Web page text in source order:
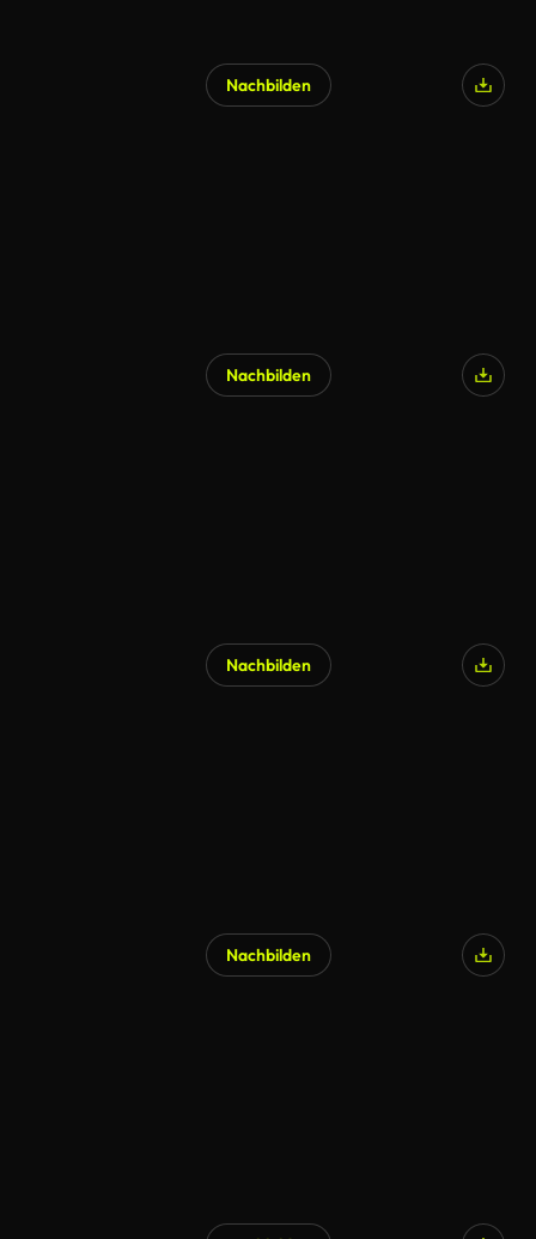
Nachbilden
Nachbilden
Nachbilden
Nachbilden